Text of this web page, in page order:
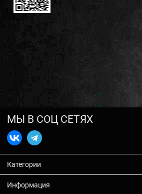
МЫ В СОЦ СЕТЯХ
Категории
Информация